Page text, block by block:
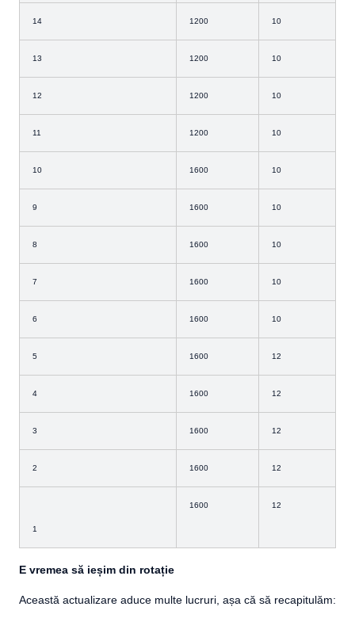
14 1200 10
13 1200 10
12 1200 10
11 1200 10
10 1600 10
9 1600 10
8 1600 10
7 1600 10
6 1600 10
5 1600 12
4 1600 12
3 1600 12
2 1600 12
1
1600 12
E vremea să ieșim din rotație
Această actualizare aduce multe lucruri, așa că să recapitulăm: